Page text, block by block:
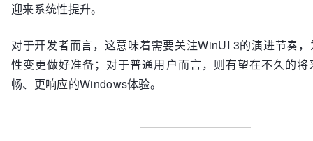
迎来系统性提升。
对于开发者而言，这意味着需要关注WinUI 3的演进节奏
性变更做好准备；对于普通用户而言，则有望在不久的将
畅、更响应的Windows体验。